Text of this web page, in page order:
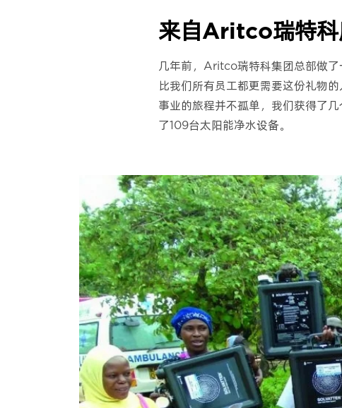
来自Aritco瑞特科
几年前，Aritco瑞特科集团总部做
比我们所有员工都更需要这份礼物
事业的旅程并不孤单，我们获得了
了109台太阳能净水设备。